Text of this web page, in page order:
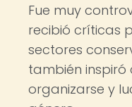
Fue muy
recibió críticas
sectores
también inspiró
organizarse y